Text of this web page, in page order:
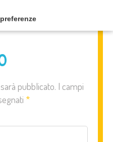
pubblicato. I campi
*